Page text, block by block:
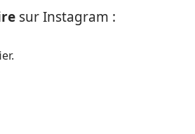
sur Instagram :